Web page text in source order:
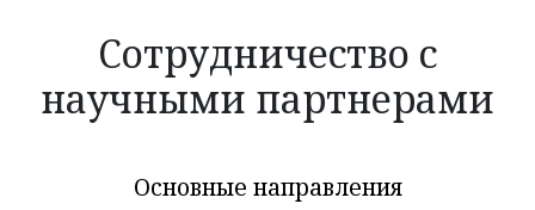
Сотрудничество с
научными партнерами
Основные направления